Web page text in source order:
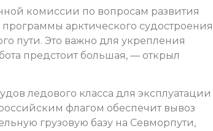
комиссии по вопросам развития
арктического судостроения
пути. Это важно для укрепления
предстоит большая, — открыл
ледового класса для эксплуатации
флагом обеспечит вывоз
грузовую базу на Севморпути,